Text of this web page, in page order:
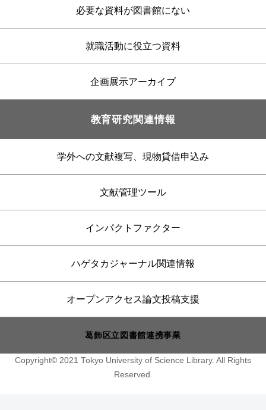
必要な資料が図書館にない
就職活動に役立つ資料
企画展示アーカイブ
教育研究関連情報
学外への文献複写、現物貸借申込み
文献管理ツール
インパクトファクター
ハゲタカジャーナル関連情報
オープンアクセス論文投稿支援
葛飾区立図書館連携事業
Copyright© 2021 Tokyo University of Science Library. All Rights
Reserved.